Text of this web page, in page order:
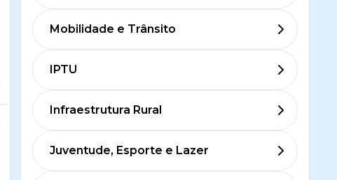
Mobilidade e Trânsito
IPTU
Infraestrutura Rural
Juventude, Esporte e Lazer